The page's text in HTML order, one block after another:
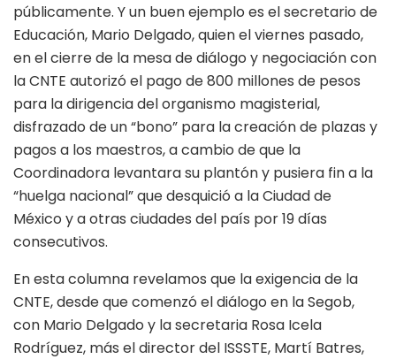
públicamente. Y un buen ejemplo es el secretario de
Educación, Mario Delgado, quien el viernes pasado,
en el cierre de la mesa de diálogo y negociación con
la CNTE autorizó el pago de 800 millones de pesos
para la dirigencia del organismo magisterial,
disfrazado de un “bono” para la creación de plazas y
pagos a los maestros, a cambio de que la
Coordinadora levantara su plantón y pusiera fin a la
“huelga nacional” que desquició a la Ciudad de
México y a otras ciudades del país por 19 días
consecutivos.
En esta columna revelamos que la exigencia de la
CNTE, desde que comenzó el diálogo en la Segob,
con Mario Delgado y la secretaria Rosa Icela
Rodríguez, más el director del ISSSTE, Martí Batres,